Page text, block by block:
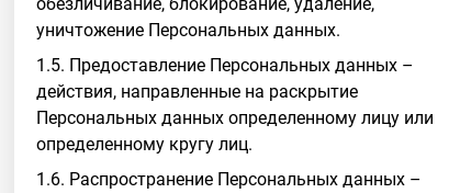
уничтожение Персональных данных.
1.5. Предоставление Персональных данных –
действия, направленные на раскрытие
Персональных данных определенному лицу или
определенному кругу лиц.
1.6. Распространение Персональных данных –